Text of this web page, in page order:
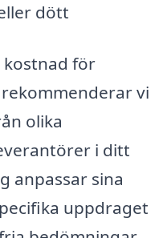
dött
kostnad för
rekommenderar vi
olika
i ditt
anpassar sina
uppdraget